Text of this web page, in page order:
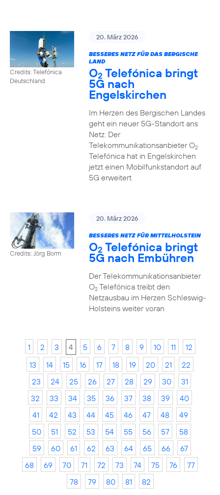
Credits: Telefónica
Deutschland
20. März 2026
BESSERES NETZ FÜR DAS BERGISCHE
LAND
O2 Telefónica bringt
5G nach
Engelskirchen
Im Herzen des Bergischen Landes
geht ein neuer 5G-Standort ans
Netz: Der
Telekommunikationsanbieter O2
Telefónica hat in Engelskirchen
jetzt einen Mobilfunkstandort auf
5G erweitert
Credits: Jörg Borm
20. März 2026
BESSERES NETZ FÜR MITTELHOLSTEIN
O2 Telefónica bringt
5G nach Embühren
Der Telekommunikationsanbieter
O2Telefónica treibt den
Netzausbau im Herzen Schleswig-
Holsteins weiter voran
1 2 3 4 5 6 7 8 9 10 11
12
13
14 15 16 17 18 19 20 21
22
23
24 25 26 27 28 29 30
31
32
33 34 35 36 37 38 39
40
41
42 43 44 45 46 47 48
49
50
51 52 53 54 55 56 57
58
59
60 61 62 63 64 65 66
67
68
69 70 71 72 73 74 75 76
77
78
79 80 81 82